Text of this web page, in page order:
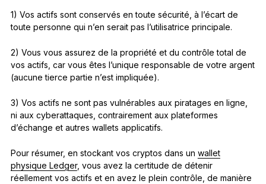
1) Vos actifs sont conservés en toute sécurité, à l’écart de
toute personne qui n’en serait pas l’utilisatrice principale.
2) Vous vous assurez de la propriété et du contrôle total de
vos actifs, car vous êtes l’unique responsable de votre argent
(aucune tierce partie n’est impliquée).
3) Vos actifs ne sont pas vulnérables aux piratages en ligne,
ni aux cyberattaques, contrairement aux plateformes
d’échange et autres wallets applicatifs.
Pour résumer, en stockant vos cryptos dans un wallet
physique Ledger, vous avez la certitude de détenir
réellement vos actifs et en avez le plein contrôle, de manière